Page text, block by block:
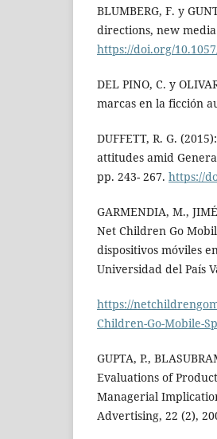
BLUMBERG, F. y
directions, new
https://doi.org/
DEL PINO, C. y
marcas en la ficción
DUFFETT, R. G.
attitudes amid
pp. 243- 267. https://
GARMENDIA, M.,
Net Children Go
dispositivos móviles
Universidad del País
https://
Children-Go-Mobile-
GUPTA, P.,
Evaluations of
Managerial
Advertising, 22 (2),